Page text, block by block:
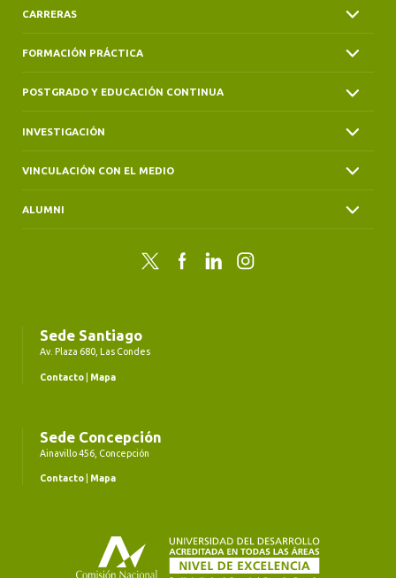
CARRERAS
FORMACIÓN PRÁCTICA
POSTGRADO Y EDUCACIÓN CONTINUA
INVESTIGACIÓN
VINCULACIÓN CON EL MEDIO
ALUMNI
Twitter FacebookLinkedInInstagram
Sede Santiago
Av. Plaza 680, Las Condes
Contacto Mapa
Sede Concepción
Ainavillo 456, Concepción
Contacto Mapa